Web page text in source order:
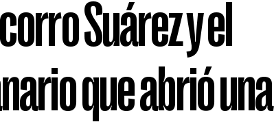
Suárez y el
que abrió una